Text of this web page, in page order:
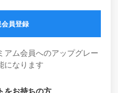
会員登録
アム会員へのアップグレー
になります